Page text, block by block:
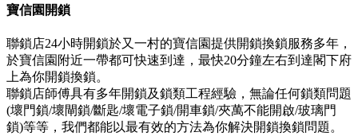
寶信園開鎖
聯鎖店24小時開鎖於又一村的寶信園提供開鎖換鎖服務多年，
於寶信園附近一帶都可快速到達，最快20分鐘左右到達閣下府
上為你開鎖換鎖。
聯鎖店師傅具有多年開鎖及鎖類工程經驗，無論任何鎖類問題
(壞門鎖/壞閘鎖/斷匙/壞電子鎖/開車鎖/夾萬不能開啟/玻璃門
鎖)等等，我們都能以最有效的方法為你解決開鎖換鎖問題。